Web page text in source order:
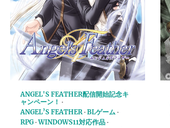
ANGEL'S FEATHER配信開始記念キ
ャンペーン！
ANGEL’S FEATHER BLゲーム
RPG WINDOWS11対応作品